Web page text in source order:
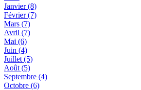
Janvier(8)
Février(7)
Mars (7)
Avril (7)
Mai (6)
Juin (4)
Juillet (5)
Août (5)
Septembre (4)
Octobre (6)